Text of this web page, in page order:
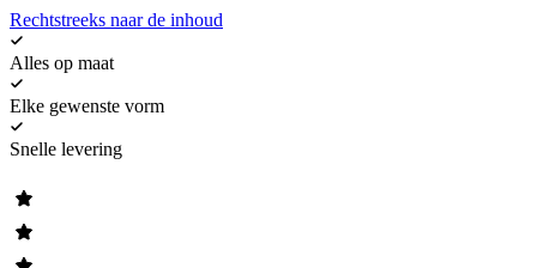
Rechtstreeks naar de inhoud
Alles op maat
Elke gewenste vorm
Snelle levering